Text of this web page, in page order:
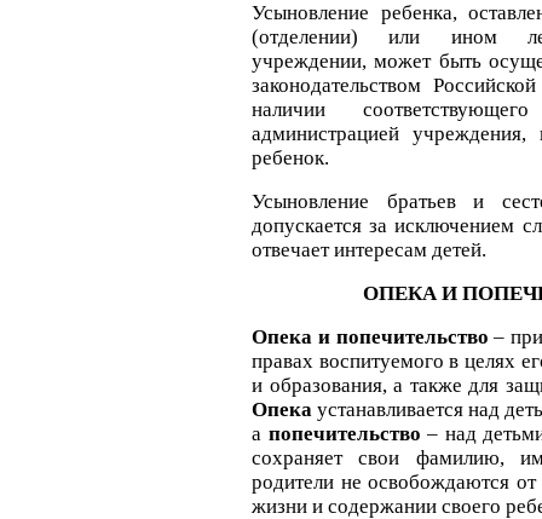
Усыновление ребенка,
(отделении) или ином
учреждении, может быть
законодательством
наличии
администрацией
ребенок.
Усыновление братьев и
допускается за исключением
отвечает интересам детей.
ОПЕКА И
Опека и попечительство –
правах воспитуемого в целях
и образования, а также для
Опека устанавливается над
а попечительство – над
сохраняет свои фамилию,
родители не освобождаются от
жизни и содержании своего